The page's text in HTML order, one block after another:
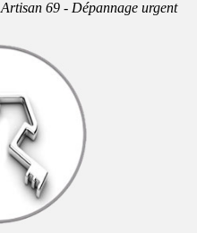
Artisan 69 - Dépannage urgent